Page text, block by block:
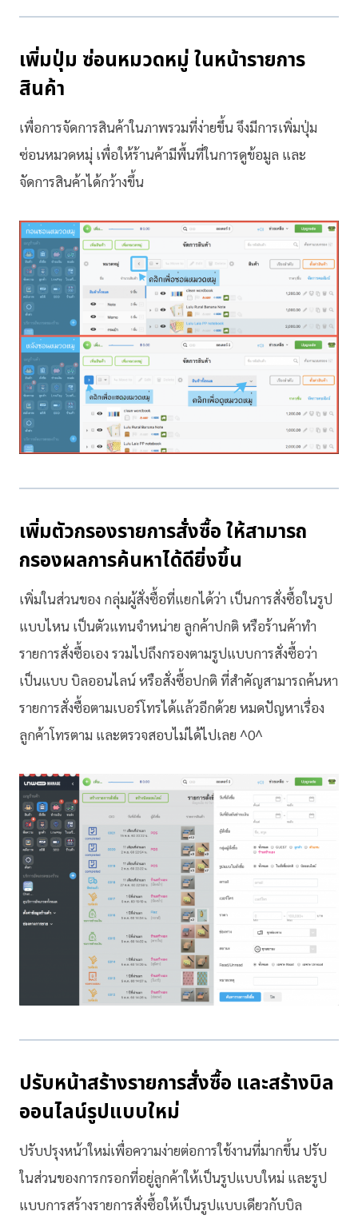
เพิ่มปุ่ม ซ่อนหมวดหมู่ ในหน้ารายการ
สินค้า
เพื่อการจัดการสินค้าในภาพรวมที่ง่ายขึ้น จึงมีการเพิ่มปุ่ม
ซ่อนหมวดหมุ่ เพื่อให้ร้านค้ามีพื้นที่ในการดูข้อมูล และ
จัดการสินค้าได้กว้างขึ้น
เพิ่มตัวกรองรายการสั่งซื้อ ให้สามารถ
กรองผลการค้นหาได้ดียิ่งขึ้น
เพิ่มในส่วนของ กลุ่มผู้สั่งซื้อที่แยกได้ว่า เป็นการสั่งซื้อในรูป
แบบไหน เป็นตัวแทนจำหน่าย ลูกค้าปกติ หรือร้านค้าทำ
รายการสั่งซื้อเอง รวมไปถึงกรองตามรูปแบบการสั่งซื้อว่า
เป็นแบบ บิลออนไลน์ หรือสั่งซื้อปกติ ที่สำคัญสามารถค้นหา
รายการสั่งซื้อตามเบอร์โทรได้แล้วอีกด้วย หมดปัญหาเรื่อง
ลูกค้าโทรตาม และตรวจสอบไม่ได้ไปเลย ^0^
ปรับหน้าสร้างรายการสั่งซื้อ และสร้างบิล
ออนไลน์รูปแบบใหม่
ปรับปรุงหน้าใหม่เพื่อความง่ายต่อการใช้งานที่มากขึ้น ปรับ
ในส่วนของการกรอกที่อยู่ลูกค้าให้เป็นรูปแบบใหม่ และรูป
แบบการสร้างรายการสั่งซื้อให้เป็นรูปแบบเดียวกับบิล